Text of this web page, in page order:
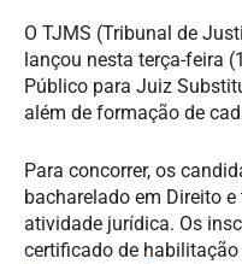
O TJMS (Tribunal de
lançou nesta terça-feira
Público para Juiz
além de formação de
Para concorrer, os
bacharelado em Direito
atividade jurídica. Os
certificado de habilitação